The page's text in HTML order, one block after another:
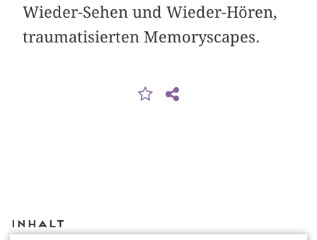
Wieder-Sehen und Wieder-Hören,
traumatisierten Memoryscapes.
Inhalt